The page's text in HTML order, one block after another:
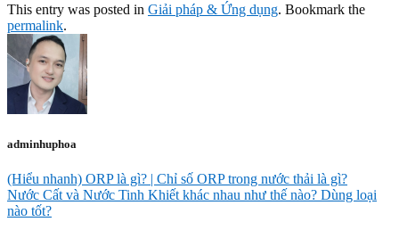
This entry was posted in Giải pháp & Ứng dụng. Bookmark the
permalink.
adminhuphoa
(Hiểu nhanh) ORP là gì? | Chỉ số ORP trong nước thải là gì?
Nước Cất và Nước Tinh Khiết khác nhau như thế nào? Dùng loại
nào tốt?